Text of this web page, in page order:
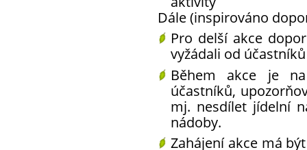
Dále(inspirováno
Pro delší akce
vyžádali od
Během akce je
účastníků,
mj. nesdílet jídelní
nádoby.
Zahájení akce má